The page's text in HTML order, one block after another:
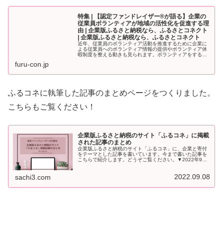
特集 | 【認定ファンドレイザー®が語る】企業の
従業員ボランティアが地域の活性化を促進する理
由 | 企業版ふるさと納税なら、ふるさとコネクト
| 企業版ふるさと納税なら、ふるさとコネクト
近年、従業員のボランティア活動を推進するために企業に
よる従業員へのボランティア情報の提供やボランティア休
暇制度を整える動きも見られます。ボランティアをする従
furu-con.jp
ふるコネに執筆した記事のまとめページをつくりました。
こちらもご覧ください！
企業版ふるさと納税のサイト「ふるコネ」に掲載
された記事のまとめ
企業版ふるさと納税のサイト「ふるコネ」に、企業と寄付
をテーマとした記事を書いています。今まで書いた記事を
こちらで紹介します。どうぞご覧ください。▼2022年9
sachi3.com 2022.09.08